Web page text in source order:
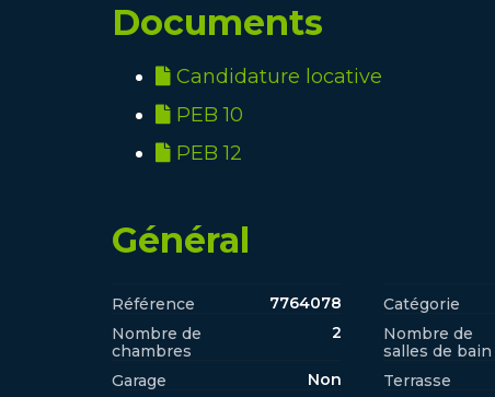
Documents
Candidature locative
PEB 10
PEB 12
Général
Référence 7764078 Catégorie
Nombre de
chambres
2
Nombre de
salles de bain
Garage Non Terrasse